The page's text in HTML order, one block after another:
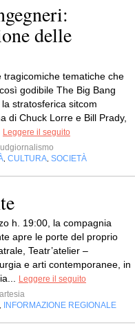
delle
tragicomiche tematiche che
godibile The Big Bang
stratosferica sitcom
di Chuck Lorre e Bill Prady,
Leggere il seguito
CULTURA SOCIETÀ
h. 19:00, la compagnia
apre le porte del proprio
Teatr’atelier –
e arti contemporanee, in
Leggere il seguito
INFORMAZIONE REGIONALE